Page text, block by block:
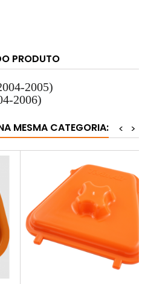
PRODUTO
2005)
2006)
MESMA CATEGORIA: >
<